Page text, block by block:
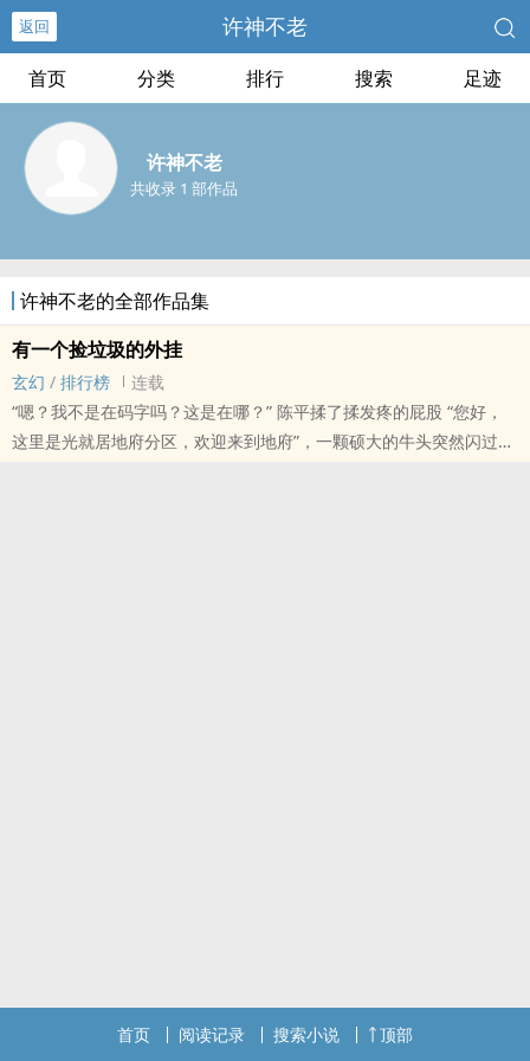
返回 许神不老
首页 分类 排行 搜索 足迹
许神不老
共收录 1 部作品
许神不老的全部作品集
有一个捡垃圾的外挂
玄幻 / 排行榜
连载
“嗯？我不是在码字吗？这是在哪？” 陈平揉了揉发疼的屁股 “您好，
这里是光就居地府分区，欢迎来到地府”，一颗硕大的牛头突然闪过。
首页 阅读记录 搜索小说 顶部